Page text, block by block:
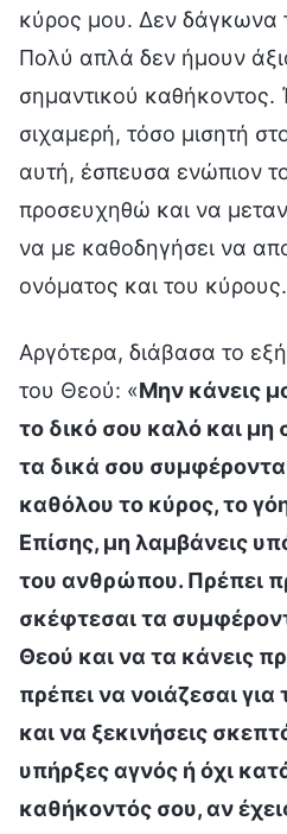
κύρος μου. Δεν δάγκωνα
Πολύ απλά δεν ήμουν
σημαντικού
σιχαμερή, τόσο μισητή
αυτή, έσπευσα ενώπιον
προσευχηθώ και να
να με καθοδηγήσει να
ονόματος και του κύρους.
Αργότερα, διάβασα το
του Θεού: «Μην κάνεις
το δικό σου καλό και
τα δικά σου
καθόλου το κύρος, το
Επίσης, μη λαμβάνεις
του ανθρώπου. Πρέπει
σκέφτεσαι τα
Θεού και να τα κάνεις
πρέπει να νοιάζεσαι
και να ξεκινήσεις
υπήρξες αγνός ή όχι
καθήκοντός σου, αν